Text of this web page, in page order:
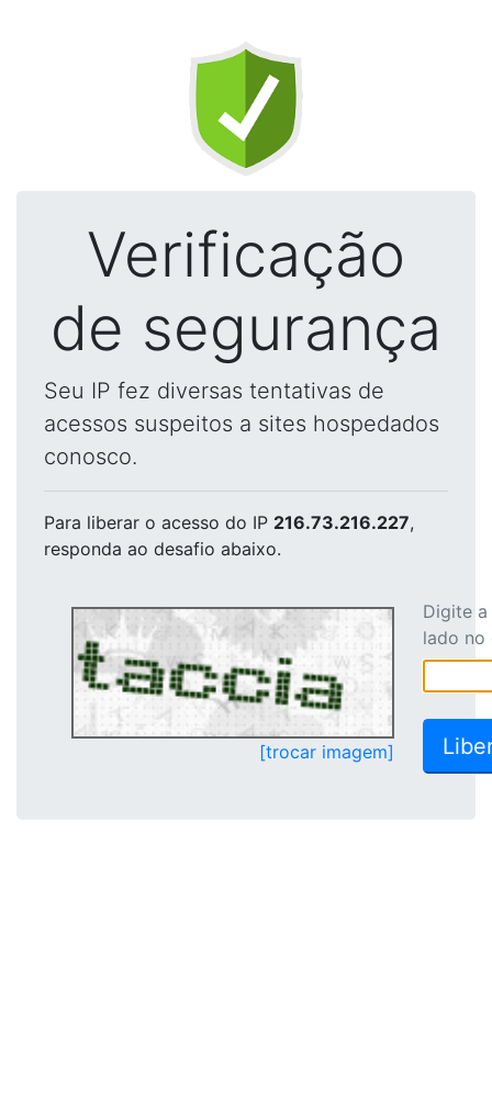
Verificação
de segurança
Seu IP fez diversas tentativas de
acessos suspeitos a sites hospedados
conosco.
Para liberar o acesso do IP 216.73.216.227,
responda ao desafio abaixo.
[trocar imagem]
Digite
lado no